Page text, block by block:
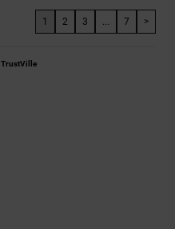
1 2 3 7 >
TrustVille